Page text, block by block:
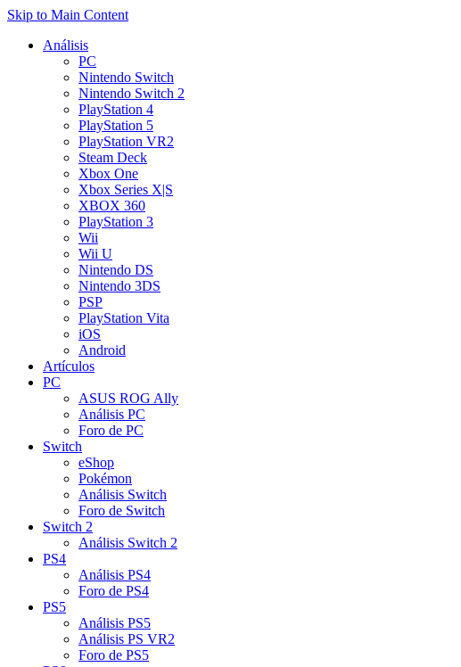
Skip to Main Content
Análisis
PC
Nintendo Switch
Nintendo Switch 2
PlayStation 4
PlayStation 5
PlayStation VR2
Steam Deck
Xbox One
Xbox Series X|S
XBOX 360
PlayStation 3
Wii
Wii U
Nintendo DS
Nintendo 3DS
PSP
PlayStation Vita
iOS
Android
Artículos
PC
ASUS ROG Ally
Análisis PC
Foro de PC
Switch
eShop
Pokémon
Análisis Switch
Foro de Switch
Switch 2
Análisis Switch 2
PS4
Análisis PS4
Foro de PS4
PS5
Análisis PS5
Análisis PS VR2
Foro de PS5